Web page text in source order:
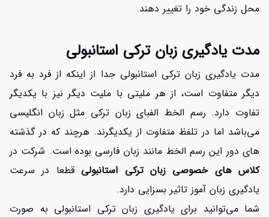
محل زندگی خود را تغییر دهند.
مدت یادگیری زبان ترکی استانبولی
مدت یادگیری زبان ترکی استانبولی جدا از اینکه از فرد به فرد
دیگر متفاوت است، از هر ملیتی با ملیت دیگر نیز با یکدیگر
تفاوت دارد. رسم الخط الفبای زبان ترکی مثل زبان انگلیسی
می‌باشد اما در تلفظ متفاوت از یکدیگرند. هرچند که در گذشته
های دور این رسم الخط مانند زبان فارسی بوده است. شرکت در
کلاس های خصوصی زبان ترکی استانبولی قطعا در سرعت
یادگیری زبان آموز تاثیر بسزایی دارد.
شما می‌توانید برای یادگیری زبان ترکی استانبولی به صورت
افزایش اعتبار